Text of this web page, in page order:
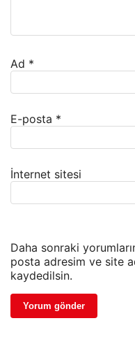
Ad *
E-posta *
İnternet sitesi
Daha sonraki
posta adresim ve site
kaydedilsin.